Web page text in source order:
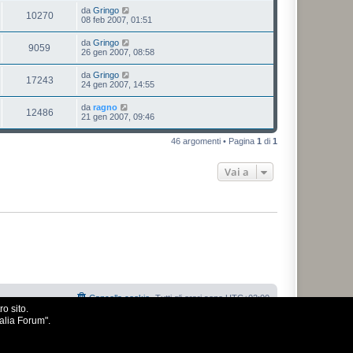
10270 da Gringo
08 feb 2007, 01:51
9059 da Gringo
26 gen 2007, 08:58
17243 da Gringo
24 gen 2007, 14:55
12486 da ragno
21 gen 2007, 09:46
46 argomenti • Pagina 1 di 1
Vai a
Tutti gli orari sonoUTC+02:00
Cancella cookie
sito.
Forum".